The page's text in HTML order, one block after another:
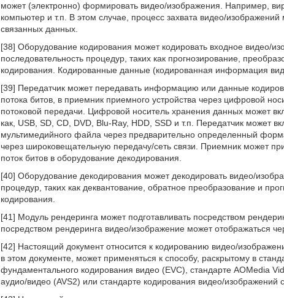
может (электронно) формировать видео/изображения. Например,
компьютер и т.п. В этом случае, процесс захвата видео/
связанных данных.
[38] Оборудование кодирования может кодировать входное видео/
последовательность процедур, таких как прогнозирование,
кодирования. Кодированные данные (кодированная информация
[39] Передатчик может передавать информацию или данные
потока битов, в приемник приемного устройства через цифровой
потоковой передачи. Цифровой носитель хранения данных может
как, USB, SD, CD, DVD, Blu-Ray, HDD, SSD и т.п. Передатчик может
мультимедийного файла через предварительно определенный
через широковещательную передачу/сеть связи. Приемник может
поток битов в оборудование декодирования.
[40] Оборудование декодирования может декодировать видео/
процедур, таких как деквантование, обратное преобразование и
кодирования.
[41] Модуль рендеринга может подготавливать посредством
посредством рендеринга видео/изображение может отображаться
[42] Настоящий документ относится к кодированию видео/
в этом документе, может применяться к способу, раскрытому в
фундаментального кодирования видео (EVC), стандарте AOMedia
аудио/видео (AVS2) или стандарте кодирования видео/